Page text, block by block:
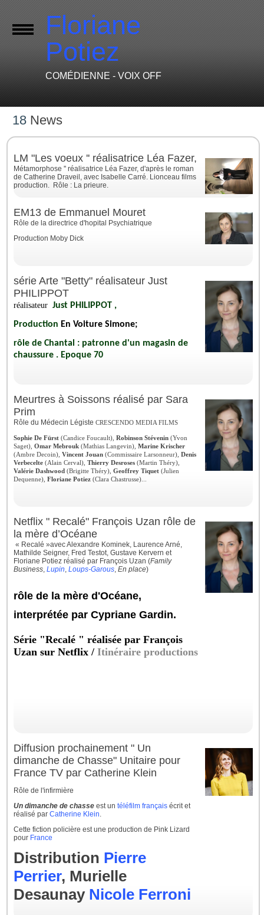
Floriane
Potiez
COMÉDIENNE - VOIX OFF
18 News
LM "Les voeux '' réalisatrice Léa Fazer,
Métamorphose '' réalisatrice Léa Fazer, d'après le roman
de Catherine Draveil, avec Isabelle Carré. Lionceau films
production. Rôle : La prieure.
EM13 de Emmanuel Mouret
Rôle de la directrice d'hopital Psychiatrique
Production Moby Dick
série Arte "Betty" réalisateur Just
PHILIPPOT
réalisateurJust PHILIPPOT ,
Production En Voiture Simone;
rôle de Chantal : patronne d'un magasin de
chaussure . Epoque 70
Meurtres à Soissons réalisé par Sara
Prim
Rôle du Médecin LégisteCRESCENDO MEDIA FILMS
Sophie De Fürst (Candice Foucault),Robinson Stévenin (Yvon
Saget),Omar Mebrouk (Mathias Langevin),Marine Krischer
(Ambre Decoin),Vincent Jouan (Commissaire Larsonneur),Denis
Verbecelte (Alain Cerval),Thierry Desroses (Martin Théry),
Valérie Dashwood (Brigitte Théry),Geoffrey Tiquet (Julien
Dequenne),Floriane Potiez (Clara Chastrusse)...
Netflix " Recalé" François Uzan rôle de
la mère d’Océane
« Recalé »avec Alexandre Kominek, Laurence Arné,
Mathilde Seigner, Fred Testot, Gustave Kervern et
Floriane Potiez réalisé par François Uzan (Family
Business,Lupin,Loups-Garous,En place)
rôle de la mère d'Océane,
interprétée par Cypriane Gardin.
Série "Recalé " réalisée par François
Uzan sur Netflix /Itinéraire productions
Diffusion prochainement " Un
dimanche de Chasse" Unitaire pour
France TV par Catherine Klein
Rôle de l'infirmière
Un dimanche de chasse est untéléfilm français écrit et
réalisé parCatherine Klein
Cette fiction policière est une production de Pink Lizard
pour France
Distribution Pierre
Perrier, Murielle
Desaunay Nicole Ferroni